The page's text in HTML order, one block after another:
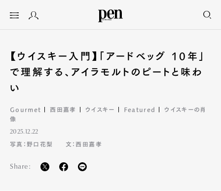
【ウイスキー入門】「アードベッグ 10年」
で理解する、アイラモルトのピートと味わ
い
Gourmet 西田嘉孝 ウイスキー Featured
ウイスキーの肖
像
2025.12.22
写真：野口花梨
文：西田嘉孝
Share: